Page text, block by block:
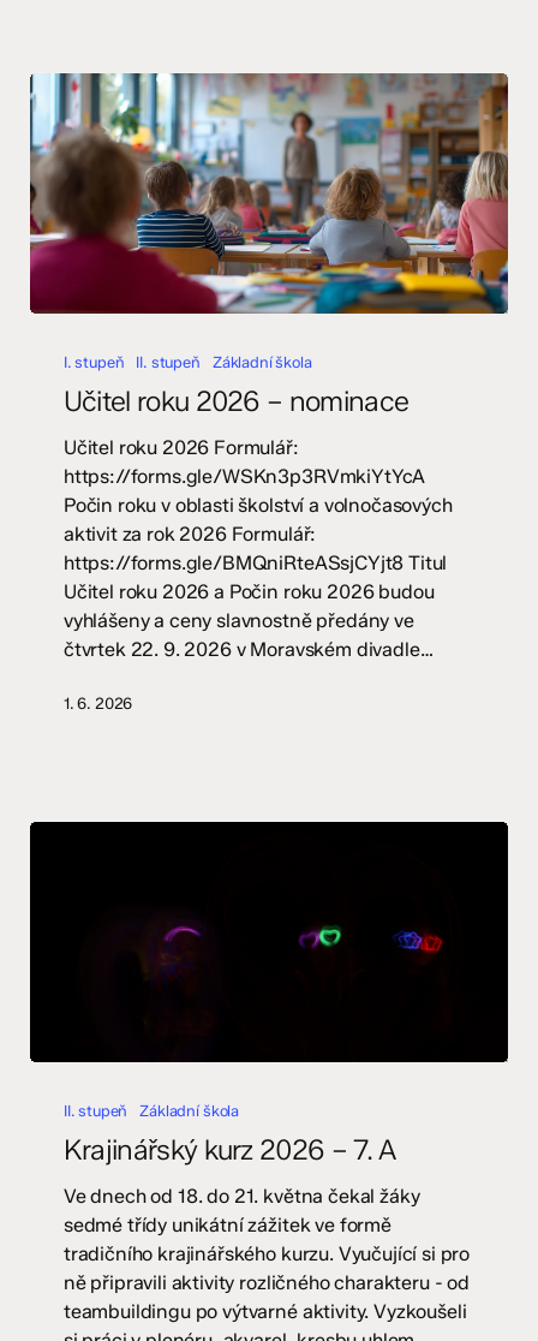
roku
nominace
I. stupeň II. stupeň Základní škola
Učitel roku 2026 – nominace
Učitel roku 2026 Formulář:
https://forms.gle/WSKn3p3RVmkiYtYcA
Počin roku v oblasti školství a volnočasových
aktivit za rok 2026 Formulář:
https://forms.gle/BMQniRteASsjCYjt8 Titul
Učitel roku 2026 a Počin roku 2026 budou
vyhlášeny a ceny slavnostně předány ve
čtvrtek 22. 9. 2026 v Moravském divadle…
1. 6. 2026
kurzII. stupeň Základní škola
Krajinářský kurz 2026 – 7. A
Ve dnech od 18. do 21. května čekal žáky
sedmé třídy unikátní zážitek ve formě
tradičního krajinářského kurzu. Vyučující si pro
ně připravili aktivity rozličného charakteru - od
teambuildingu po výtvarné aktivity. Vyzkoušeli